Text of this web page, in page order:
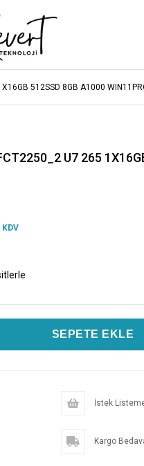
512SSD 8GB A1000
U7 265
KDV
İstek
Kargo